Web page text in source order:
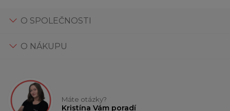
O SPOLEČNOSTI
O NÁKUPU
Máte otázky?
Kristína Vám poradí